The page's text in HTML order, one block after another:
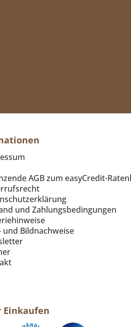
AGB zum easyCredit-
und Zahlungsbedingungen
und Bildnachweise
Einkaufen